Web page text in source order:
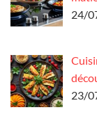
24/
23/